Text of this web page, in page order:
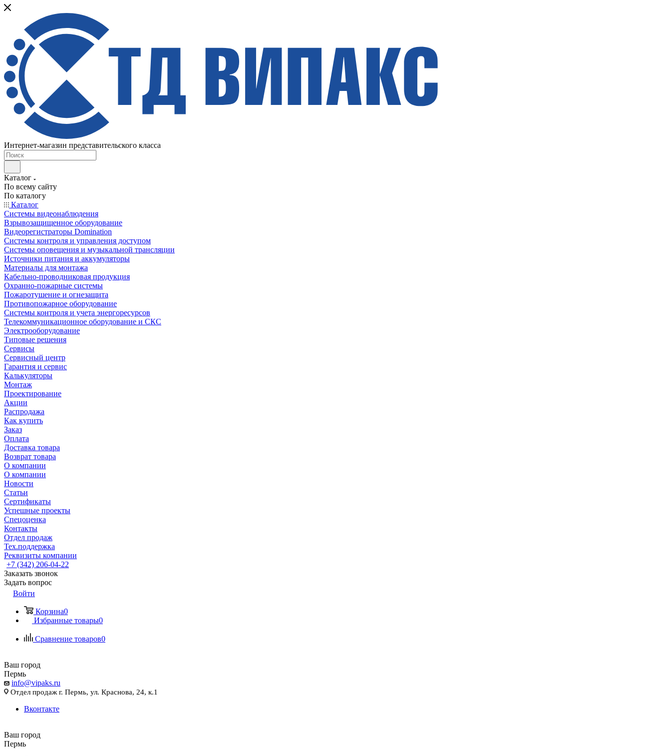
Интернет-магазин представительского класса
Каталог
По всему сайту
По каталогу
Каталог
Системы видеонаблюдения
Взрывозащищенное оборудование
Видеорегистраторы Domination
Системы контроля и управления доступом
Системы оповещения и музыкальной трансляции
Источники питания и аккумуляторы
Материалы для монтажа
Кабельно-проводниковая продукция
Охранно-пожарные системы
Пожаротушение и огнезащита
Противопожарное оборудование
Системы контроля и учета энергоресурсов
Телекоммуникационное оборудование и СКС
Электрооборудование
Типовые решения
Сервисы
Сервисный центр
Гарантия и сервис
Калькуляторы
Монтаж
Проектирование
Акции
Распродажа
Как купить
Заказ
Оплата
Доставка товара
Возврат товара
О компании
О компании
Новости
Статьи
Сертификаты
Успешные проекты
Спецоценка
Контакты
Отдел продаж
Тех.поддержка
Реквизиты компании
+7 (342) 206-04-22
Заказать звонок
Задать вопрос
Войти
Корзина0
Избранные товары0
Сравнение товаров0
Ваш город
Пермь
info@vipaks.ru
Отдел продаж г. Пермь, ул. Краснова, 24, к.1
Вконтакте
Ваш город
Пермь